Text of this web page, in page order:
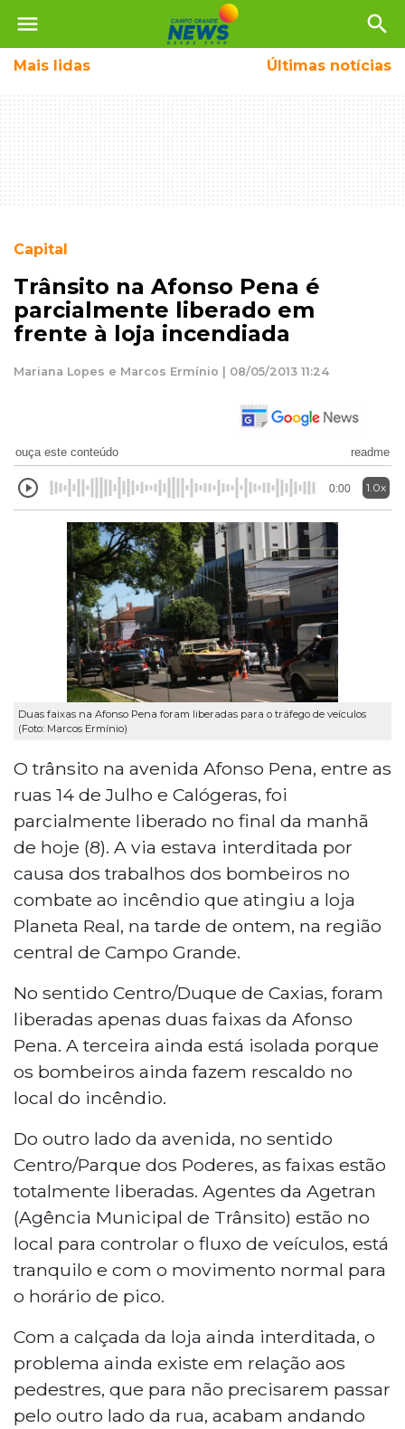
menu search
Mais lidas Últimas notícias
Capital
Trânsito na Afonso Pena é
parcialmente liberado em
frente à loja incendiada
Mariana Lopes e Marcos Ermínio | 08/05/2013 11:24
ouça este conteúdo readme
0:00 1.0x
Duas faixas na Afonso Pena foram liberadas para o tráfego de veículos
(Foto: Marcos Ermínio)
O trânsito na avenida Afonso Pena, entre as
ruas 14 de Julho e Calógeras, foi
parcialmente liberado no final da manhã
de hoje (8). A via estava interditada por
causa dos trabalhos dos bombeiros no
combate ao incêndio que atingiu a loja
Planeta Real, na tarde de ontem, na região
central de Campo Grande.
No sentido Centro/Duque de Caxias, foram
liberadas apenas duas faixas da Afonso
Pena. A terceira ainda está isolada porque
os bombeiros ainda fazem rescaldo no
local do incêndio.
Do outro lado da avenida, no sentido
Centro/Parque dos Poderes, as faixas estão
totalmente liberadas. Agentes da Agetran
(Agência Municipal de Trânsito) estão no
local para controlar o fluxo de veículos, está
tranquilo e com o movimento normal para
o horário de pico.
Com a calçada da loja ainda interditada, o
problema ainda existe em relação aos
pedestres, que para não precisarem passar
pelo outro lado da rua, acabam andando